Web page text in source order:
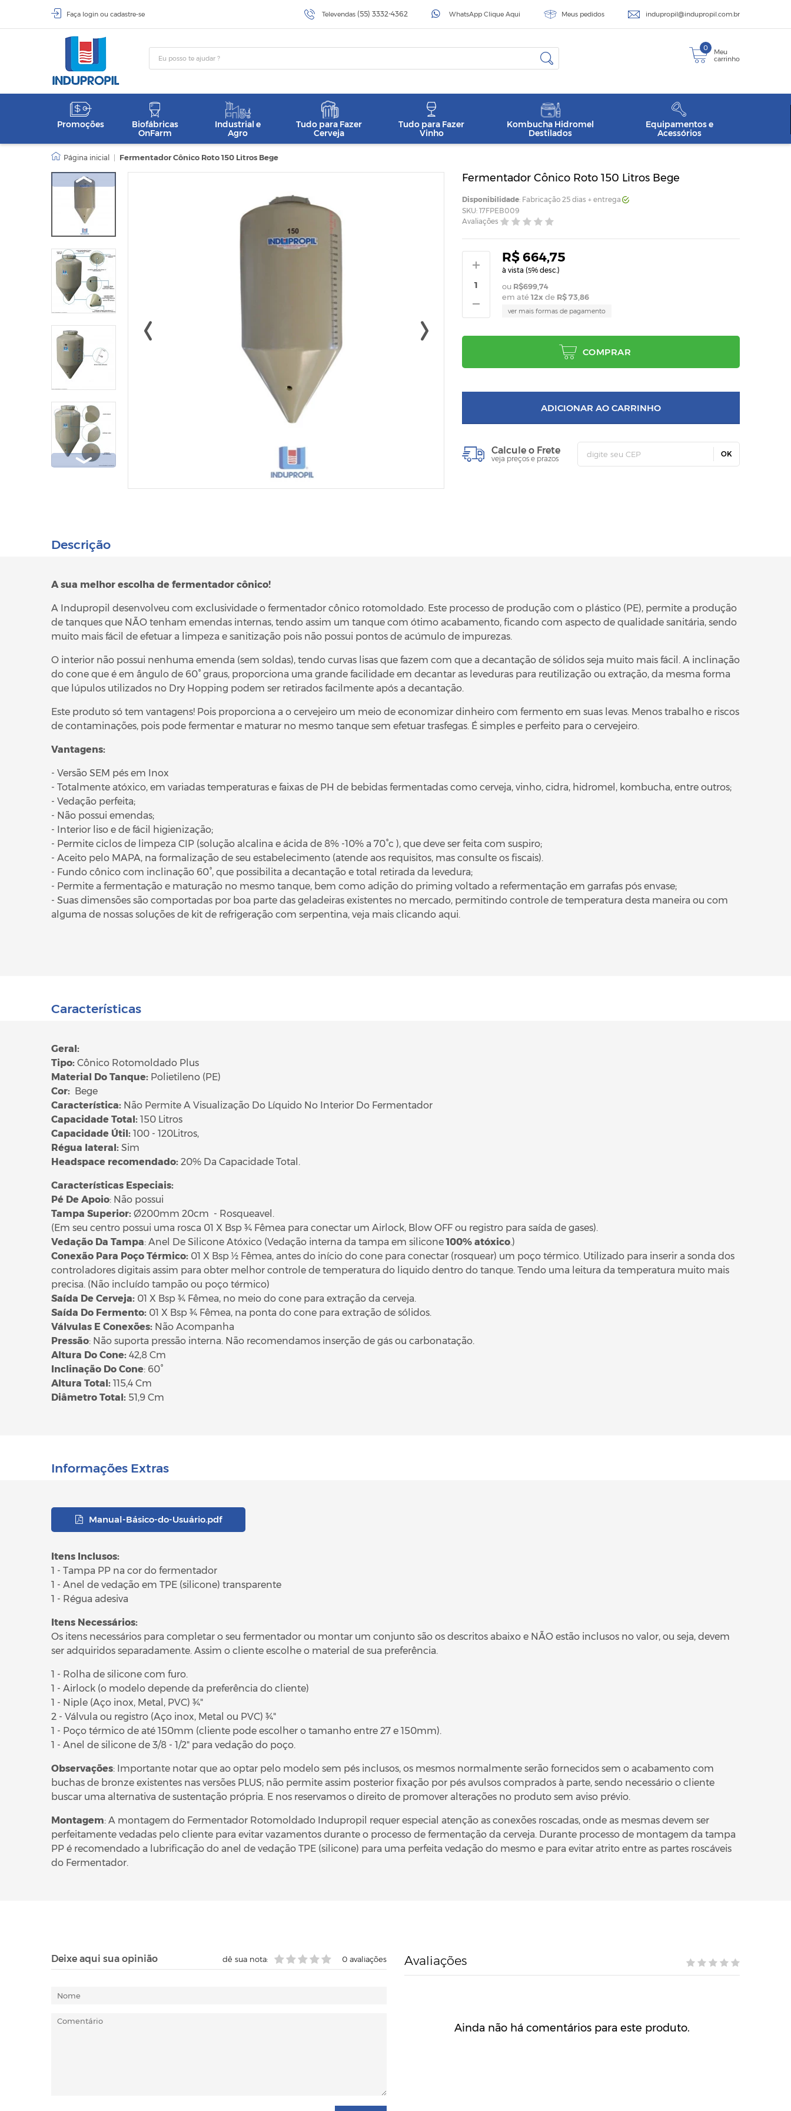
Faça login ou cadastre-se Televendas (55) 3332-4362 WhatsApp Clique Aqui Meus pedidos indupropil@indupropil.com.br
0
Meu
carrinho
Promoções
Biofábricas
OnFarm
Industrial e
Agro
Tudo para Fazer
Cerveja
Tudo para Fazer
Vinho
Kombucha Hidromel
Destilados
Equipamentos e
Acessórios
Fermentador Cônico Roto 150 Litros Bege
Fermentador Cônico Roto 150 Litros Bege
Disponibilidade: Fabricação 25 dias + entrega
SKU: 17FPEB009
Avaliações
R$ 664,75
à vista (5% desc.)
R$699,74
em até 12x de R$ 73,86
ver mais formas de pagamento
COMPRAR
ADICIONAR AO CARRINHO
Calcule o Frete
veja preços e prazos
OK
Descrição
A sua melhor escolha de fermentador cônico!
A Indupropil desenvolveu com exclusividade o fermentador cônico rotomoldado. Este processo de produção com o plástico (PE), permite a produção
de tanques que NÃO tenham emendas internas, tendo assim um tanque com ótimo acabamento, ficando com aspecto de qualidade sanitária, sendo
muito mais fácil de efetuar a limpeza e sanitização pois não possui pontos de acúmulo de impurezas.
O interior não possui nenhuma emenda (sem soldas), tendo curvas lisas que fazem com que a decantação de sólidos seja muito mais fácil. A inclinação
do cone que é em ângulo de 60° graus, proporciona uma grande facilidade em decantar as leveduras para reutilização ou extração, da mesma forma
que lúpulos utilizados no Dry Hopping podem ser retirados facilmente após a decantação.
Este produto só tem vantagens! Pois proporciona a o cervejeiro um meio de economizar dinheiro com fermento em suas levas. Menos trabalho e riscos
de contaminações, pois pode fermentar e maturar no mesmo tanque sem efetuar trasfegas. É simples e perfeito para o cervejeiro.
Vantagens:
- Versão SEM pés em Inox
- Totalmente atóxico, em variadas temperaturas e faixas de PH de bebidas fermentadas como cerveja, vinho, cidra, hidromel, kombucha, entre outros;
- Vedação perfeita;
- Não possui emendas;
- Interior liso e de fácil higienização;
- Permite ciclos de limpeza CIP (solução alcalina e ácida de 8% -10% a 70°c ), que deve ser feita com suspiro;
- Aceito pelo MAPA, na formalização de seu estabelecimento (atende aos requisitos, mas consulte os fiscais).
- Fundo cônico com inclinação 60°, que possibilita a decantação e total retirada da levedura;
- Permite a fermentação e maturação no mesmo tanque, bem como adição do priming voltado a refermentação em garrafas pós envase;
- Suas dimensões são comportadas por boa parte das geladeiras existentes no mercado, permitindo controle de temperatura desta maneira ou com
alguma de nossas soluções de kit de refrigeração com serpentina, veja mais clicando aqui.
Características
Geral:
Tipo: Cônico Rotomoldado Plus
Material Do Tanque: Polietileno (PE)
Cor: Bege
Característica: Não Permite A Visualização Do Líquido No Interior Do Fermentador
Capacidade Total: 150 Litros
Capacidade Útil: 100 - 120Litros,
Régua lateral: Sim
Headspace recomendado: 20% Da Capacidade Total.
Características Especiais:
Pé De Apoio: Não possui
Tampa Superior: Ø200mm 20cm - Rosqueavel.
(Em seu centro possui uma rosca 01 X Bsp ¾ Fêmea para conectar um Airlock, Blow OFF ou registro para saída de gases).
Vedação Da Tampa: Anel De Silicone Atóxico (Vedação interna da tampa em silicone100% atóxico.)
Conexão Para Poço Térmico: 01 X Bsp ½ Fêmea, antes do início do cone para conectar (rosquear) um poço térmico. Utilizado para inserir a sonda dos
controladores digitais assim para obter melhor controle de temperatura do liquido dentro do tanque. Tendo uma leitura da temperatura muito mais
precisa. (Não incluído tampão ou poço térmico)
Saída De Cerveja: 01 X Bsp ¾ Fêmea, no meio do cone para extração da cerveja.
Saída Do Fermento: 01 X Bsp ¾ Fêmea, na ponta do cone para extração de sólidos.
Válvulas E Conexões: Não Acompanha
Pressão: Não suporta pressão interna. Não recomendamos inserção de gás ou carbonatação.
Altura Do Cone: 42,8 Cm
Inclinação Do Cone: 60°
Altura Total: 115,4 Cm
Diâmetro Total: 51,9 Cm
Informações Extras
Manual-Básico-do-Usuário.pdf
Itens Inclusos:
1 - Tampa PP na cor do fermentador
1 - Anel de vedação em TPE (silicone) transparente
1 - Régua adesiva
Itens Necessários:
Os itens necessários para completar o seu fermentador ou montar um conjunto são os descritos abaixo e NÃO estão inclusos no valor, ou seja, devem
ser adquiridos separadamente. Assim o cliente escolhe o material de sua preferência.
1 - Rolha de silicone com furo.
1 - Airlock (o modelo depende da preferência do cliente)
1 - Niple (Aço inox, Metal, PVC) ¾"
2 - Válvula ou registro (Aço inox, Metal ou PVC) ¾"
1 - Poço térmico de até 150mm (cliente pode escolher o tamanho entre 27 e 150mm).
1 - Anel de silicone de 3/8 - 1/2" para vedação do poço.
Observações: Importante notar que ao optar pelo modelo sem pés inclusos, os mesmos normalmente serão fornecidos sem o acabamento com
buchas de bronze existentes nas versões PLUS; não permite assim posterior fixação por pés avulsos comprados à parte, sendo necessário o cliente
buscar uma alternativa de sustentação própria. E nos reservamos o direito de promover alterações no produto sem aviso prévio.
Montagem: A montagem do Fermentador Rotomoldado Indupropil requer especial atenção as conexões roscadas, onde as mesmas devem ser
perfeitamente vedadas pelo cliente para evitar vazamentos durante o processo de fermentação da cerveja. Durante processo de montagem da tampa
PP é recomendado a lubrificação do anel de vedação TPE (silicone) para uma perfeita vedação do mesmo e para evitar atrito entre as partes roscáveis
do Fermentador.
Deixe aqui sua opinião 0 avaliações
dê sua nota: Avaliações
Ainda não há comentários para este produto.